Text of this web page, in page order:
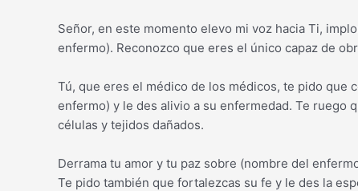
Señor, en este momento elevo mi voz hacia Ti,
enfermo). Reconozco que eres el único capaz de
Tú, que eres el médico de los médicos, te pido que
enfermo) y le des alivio a su enfermedad. Te ruego
células y tejidos dañados.
Derrama tu amor y tu paz sobre (nombre del
Te pido también que fortalezcas su fe y le des la